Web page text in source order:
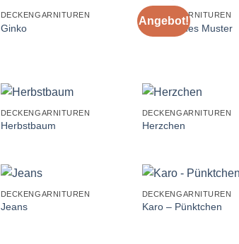
DECKENGARNITUREN
Ginko
Angebot!
DECKENGARNITUREN
Graphisches Muster
+
DECKENGARNITUREN
Herbstbaum
+
DECKENGARNITUREN
Herzchen
DECKENGARNITUREN
Jeans
+
DECKENGARNITUREN
Karo – Pünktchen